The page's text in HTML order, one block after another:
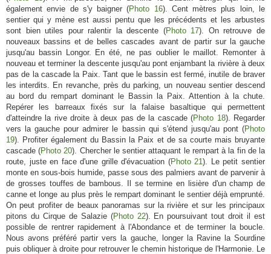
également envie de s'y baigner (Photo 16). Cent mètres plus loin, le
sentier qui y mène est aussi pentu que les précédents et les arbustes
sont bien utiles pour ralentir la descente (Photo 17). On retrouve de
nouveaux bassins et de belles cascades avant de partir sur la gauche
jusqu'au bassin Longor. En été, ne pas oublier le maillot. Remonter à
nouveau et terminer la descente jusqu'au pont enjambant la rivière à deux
pas de la cascade la Paix. Tant que le bassin est fermé, inutile de braver
les interdits. En revanche, près du parking, un nouveau sentier descend
au bord du rempart dominant le Bassin la Paix. Attention à la chute.
Repérer les barreaux fixés sur la falaise basaltique qui permettent
d'atteindre la rive droite à deux pas de la cascade (Photo 18). Regarder
vers la gauche pour admirer le bassin qui s'étend jusqu'au pont (Photo
19). Profiter également du Bassin la Paix et de sa courte mais bruyante
cascade (Photo 20). Chercher le sentier attaquant le rempart à la fin de la
route, juste en face d'une grille d'évacuation (Photo 21). Le petit sentier
monte en sous-bois humide, passe sous des palmiers avant de parvenir à
de grosses touffes de bambous. Il se termine en lisière d'un champ de
canne et longe au plus près le rempart dominant le sentier déjà emprunté.
On peut profiter de beaux panoramas sur la rivière et sur les principaux
pitons du Cirque de Salazie (Photo 22). En poursuivant tout droit il est
possible de rentrer rapidement à l'Abondance et de terminer la boucle.
Nous avons préféré partir vers la gauche, longer la Ravine la Sourdine
puis obliquer à droite pour retrouver le chemin historique de l'Harmonie. Le